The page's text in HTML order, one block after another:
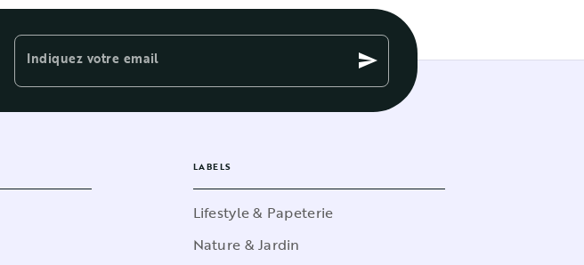
Indiquez votre email send
LABELS
Lifestyle & Papeterie
Nature & Jardin